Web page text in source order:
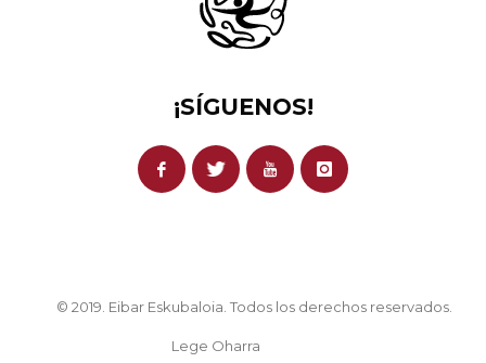
¡SÍGUENOS!
© 2019. Eibar Eskubaloia. Todos los derechos reservados.
Lege Oharra